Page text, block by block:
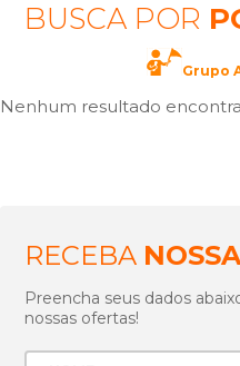
BUSCA POR
Grupo
Nenhum resultado
RECEBA
Preencha seus dados
nossas ofertas!